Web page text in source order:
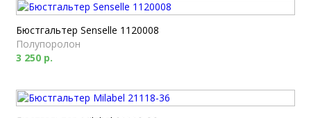
Бюстгальтер Senselle 1120008
Полупоролон
3 250 р.